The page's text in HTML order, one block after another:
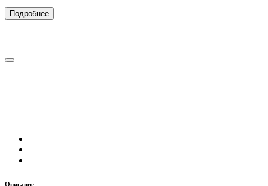
Подробнее
Описание